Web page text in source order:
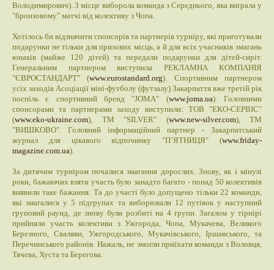
Володимирович). 3 місце виборола команда з Середнього, яка виграла у
"бронзовому" матчі від колективу з Чопа.
Хотілось би відзначити спонсорів та партнерів турніру, які приготували
подарунки не тільки для призових місць, а й для всіх учасників змагань
юнаків (майже 120 дітей) та передали подарунки для дітей-сиріт.
Генеральним партнером виступила РЕКЛАМНА КОМПАНІЯ
"ЄВРОСТАНДАРТ" (www.eurostandard.org). Спортивним партнером
усіх заходів Асоціації міні-футболу (футзалу) Закарпаття вже третій рік
поспіль є спортивний бренд "JOMA" (www.joma.ua). Головними
спонсорами та партнерами заходу виступили: ТОВ "ЕКО-СЕРВІС"
(www.eko-ukraine.com), ТМ "SILVER" (www.new-silver.com), ТМ
"ВИШКОВО". Головний інформаційний партнер - Закарпатський
журнал для цікавого відпочинку "П’ЯТНИЦЯ" (www.friday-
magazine.com.ua).
За дитячим турніром почалися змагання дорослих. Знову, як і мінулі
роки, бажаючих взяти участь було занадто багато - понад 50 колективів
виявили таке бажання. Та до участі було допущено тільки 22 команди,
які змагалися у 5 підгрупах та виборювали 12 путівок у наступний
груповий раунд, де знову були розбиті на 4 групи. Загалом у тірнірі
прийняли участь колективи з Ужгорода, Чопа, Мукачева, Великого
Березного, Сваляви, Ужгородського, Мукачівського, Іршавського, та
Перечинського районів. Нажаль, не змогли приїхати команди з Воловця,
Тячева, Хуста та Берегова.